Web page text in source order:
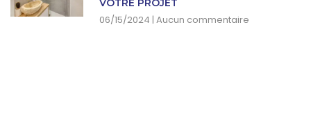
06/15/2024 Aucun commentaire